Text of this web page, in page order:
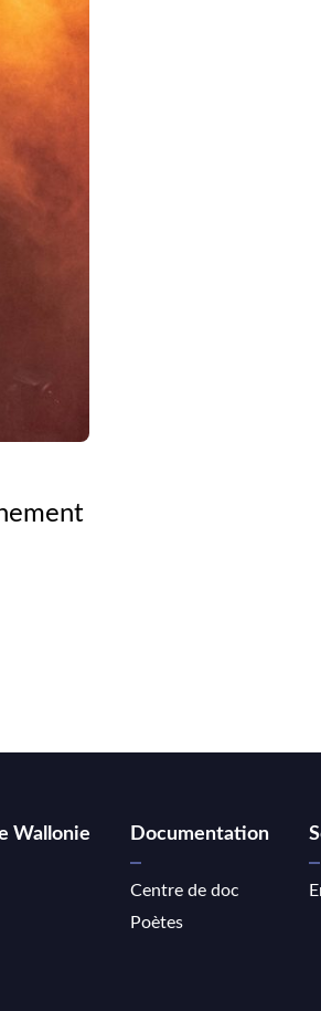
Wallonie Documentation
Centre de doc
Poètes